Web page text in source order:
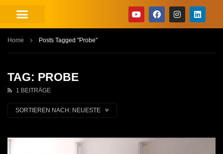
Home Posts Tagged "Probe"
TAG: PROBE
1 BEITRÄGE
SORTIEREN NACH: NEUESTE